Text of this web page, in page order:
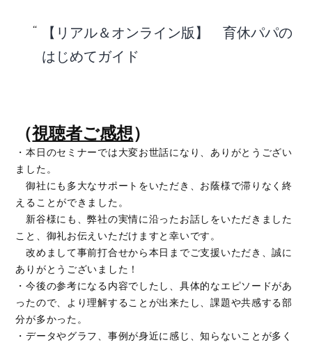
【リアル＆オンライン版】 育休パパの
はじめてガイド
（視聴者ご感想）
・本日のセミナーでは大変お世話になり、ありがとうござい
ました。
御社にも多大なサポートをいただき、お蔭様で滞りなく終
えることができました。
新谷様にも、弊社の実情に沿ったお話しをいただきました
こと、御礼お伝えいただけますと幸いです。
改めまして事前打合せから本日までご支援いただき、誠に
ありがとうございました！
・今後の参考になる内容でしたし、具体的なエピソードがあ
ったので、より理解することが出来たし、課題や共感する部
分が多かった。
・データやグラフ、事例が身近に感じ、知らないことが多く